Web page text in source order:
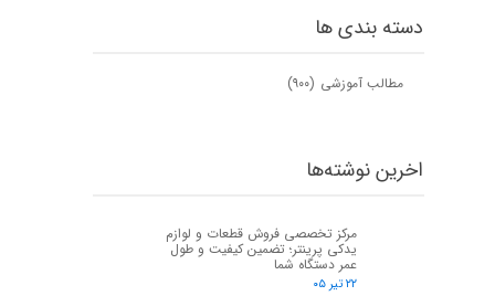
دسته بندی ها
مطالب آموزشی (۹۰۰)
اخرین نوشته‌ها
مرکز تخصصی فروش قطعات و لوازم
یدکی پرینتر؛ تضمین کیفیت و طول
عمر دستگاه شما
۲۲ تیر ۰۵